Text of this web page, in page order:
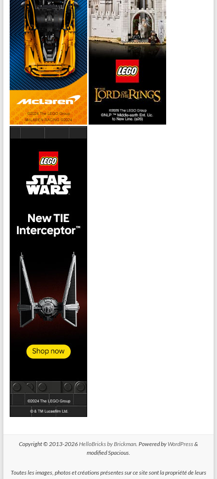
Copyright © 2013-2026HelloBricks by Brickman. Powered by WordPress&
modified Spacious.
Toutes les images, photos et créations présentes sur ce site sont la propriété de leurs